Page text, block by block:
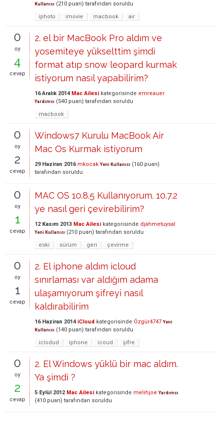
Kullanıcı (210 puan) tarafından soruldu
iphoto
imovie macbook air
0
oy
4
cevap
2. el bir MacBook Pro aldım ve
yosemiteye yükselttim şimdi
format atıp snow leopard kurmak
istiyorum nasıl yapabilirim?
16 Aralık 2014 Mac Ailesi kategorisinde emreauer
Yardımcı (540 puan) tarafından soruldu
macbook
0
oy
2
cevap
Windows7 Kurulu MacBook Air
Mac Os Kurmak istiyorum
29 Haziran 2016 mkocak Yeni Kullanıcı (160 puan)
tarafından soruldu
0
oy
1
cevap
MAC OS 10.8.5 Kullanıyorum. 10.7.2
ye nasıl geri çevirebilirim?
12 Kasım 2013 Mac Ailesi kategorisinde djahmetuysal
Yeni Kullanıcı (210 puan) tarafından soruldu
eski
sürüm geri çevirme
0
oy
1
cevap
2. El iphone aldım icloud
sınırlaması var aldığım adama
ulaşamıyorum şifreyi nasıl
kaldırabilirim
16 Haziran 2014 iCloud kategorisinde Özgür4747 Yeni
Kullanıcı (140 puan) tarafından soruldu
iclodud
iphone icoud şifre
0
oy
2
cevap
2. El Windows yüklü bir mac aldım.
Ya şimdi ?
5 Eylül 2012 Mac Ailesi kategorisinde melihjoe Yardımcı
(410 puan) tarafından soruldu